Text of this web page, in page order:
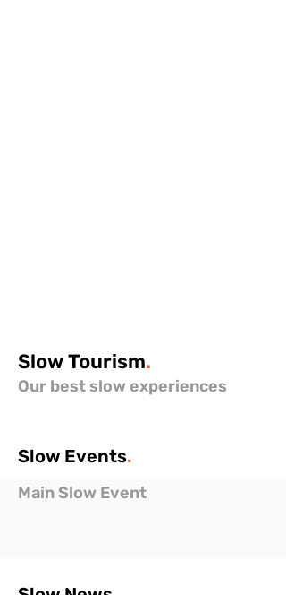
SlowTourism.
Our best slow experiences
Slow Events.
Main Slow Event